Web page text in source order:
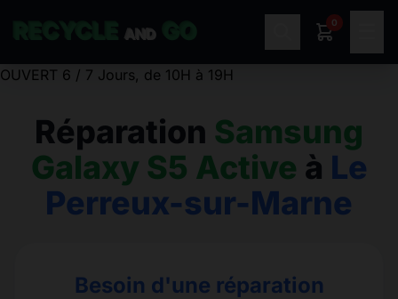
AND
0
OUVERT 6 / 7 Jours, de 10H à 19H
Réparation Samsung
Galaxy S5 Active à Le
Perreux-sur-Marne
Besoin d'une réparation